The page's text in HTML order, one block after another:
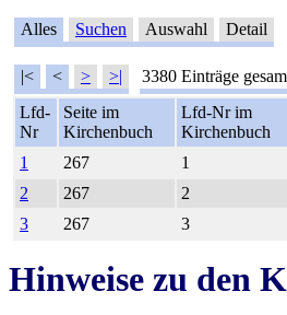
Alles Suchen Auswahl Detail
|< < > >| 3380 Einträge
Lfd-
Nr
Seite im
Kirchenbuch
Lfd-Nr im
Kirchenbuch
1
267 1
2
267 2
3
267 3
Hinweise zu den